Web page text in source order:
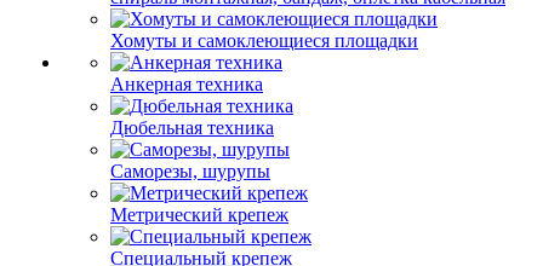
Хомуты и самоклеющиеся площадки
Анкерная техника
Дюбельная техника
Саморезы, шурупы
Метрический крепеж
Специальный крепеж